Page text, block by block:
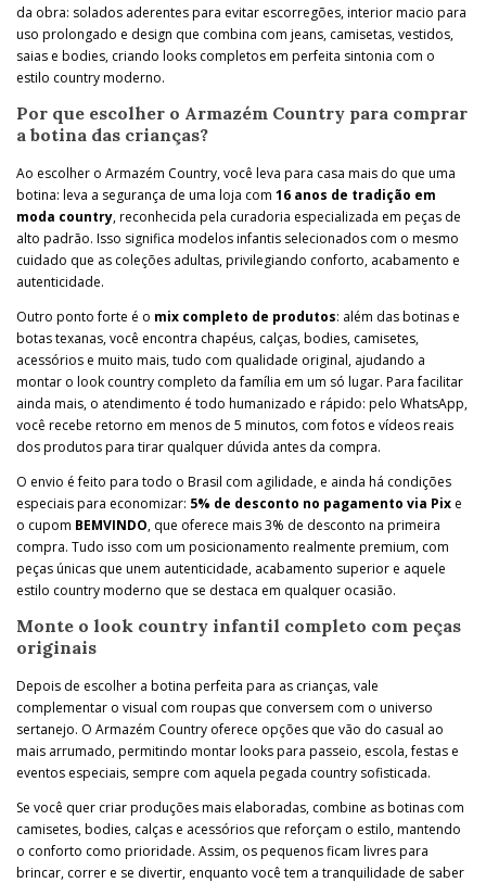
da obra: solados aderentes para evitar escorregões, interior macio para
uso prolongado e design que combina com jeans, camisetas, vestidos,
saias e bodies, criando looks completos em perfeita sintonia com o
estilo country moderno.
Por que escolher o Armazém Country para comprar
a botina das crianças?
Ao escolher o Armazém Country, você leva para casa mais do que uma
botina: leva a segurança de uma loja com 16 anos de tradição em
moda country, reconhecida pela curadoria especializada em peças de
alto padrão. Isso significa modelos infantis selecionados com o mesmo
cuidado que as coleções adultas, privilegiando conforto, acabamento e
autenticidade.
Outro ponto forte é o mix completo de produtos: além das botinas e
botas texanas, você encontra chapéus, calças, bodies, camisetes,
acessórios e muito mais, tudo com qualidade original, ajudando a
montar o look country completo da família em um só lugar. Para facilitar
ainda mais, o atendimento é todo humanizado e rápido: pelo WhatsApp,
você recebe retorno em menos de 5 minutos, com fotos e vídeos reais
dos produtos para tirar qualquer dúvida antes da compra.
O envio é feito para todo o Brasil com agilidade, e ainda há condições
especiais para economizar: 5% de desconto no pagamento via Pix e
o cupom BEMVINDO, que oferece mais 3% de desconto na primeira
compra. Tudo isso com um posicionamento realmente premium, com
peças únicas que unem autenticidade, acabamento superior e aquele
estilo country moderno que se destaca em qualquer ocasião.
Monte o look country infantil completo com peças
originais
Depois de escolher a botina perfeita para as crianças, vale
complementar o visual com roupas que conversem com o universo
sertanejo. O Armazém Country oferece opções que vão do casual ao
mais arrumado, permitindo montar looks para passeio, escola, festas e
eventos especiais, sempre com aquela pegada country sofisticada.
Se você quer criar produções mais elaboradas, combine as botinas com
camisetes, bodies, calças e acessórios que reforçam o estilo, mantendo
o conforto como prioridade. Assim, os pequenos ficam livres para
brincar, correr e se divertir, enquanto você tem a tranquilidade de saber